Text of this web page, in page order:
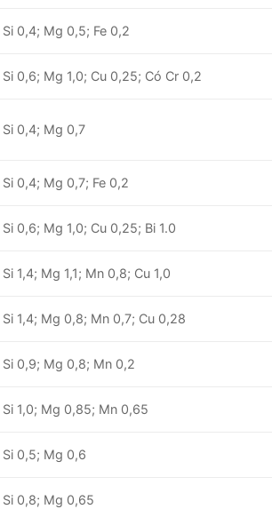
Si 0,4; Mg 0,5; Fe 0,2
Si 0,6; Mg 1,0; Cu 0,25; Có Cr 0,2
Si 0,4; Mg 0,7
Si 0,4; Mg 0,7; Fe 0,2
Si 0,6; Mg 1,0; Cu 0,25; Bi 1.0
Si 1,4; Mg 1,1; Mn 0,8; Cu 1,0
Si 1,4; Mg 0,8; Mn 0,7; Cu 0,28
Si 0,9; Mg 0,8; Mn 0,2
Si 1,0; Mg 0,85; Mn 0,65
Si 0,5; Mg 0,6
Si 0,8; Mg 0,65